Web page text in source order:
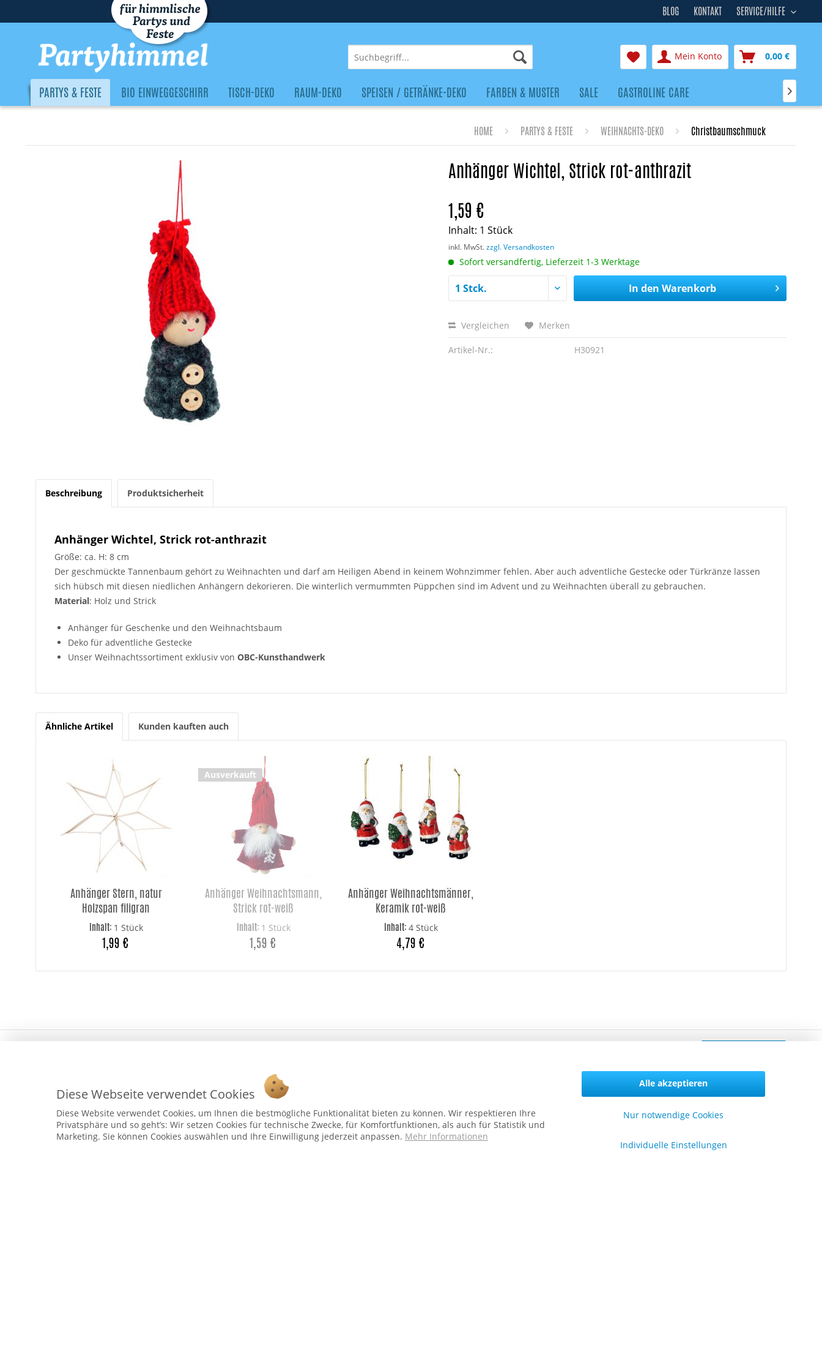
KONTAKT
BLOG SERVICE/HILFE
Mein Konto 0,00 €
PARTYS & FESTE BIO EINWEGGESCHIRR TISCH-DEKO RAUM-DEKO SPEISEN / GETRÄNKE-DEKO FARBEN & MUSTER SALE GASTROLINE CARE 
HOME PARTYS & FESTE WEIHNACHTS-DEKO Christbaumschmuck
Anhänger Wichtel, Strick rot-anthrazit
1,59 €
Inhalt: 1 Stück
inkl. MwSt.zzgl. Versandkosten
Sofort versandfertig, Lieferzeit 1-3 Werktage
In denWarenkorb
Vergleichen Merken
Artikel-Nr.: H30921
Beschreibung Produktsicherheit
Anhänger Wichtel, Strick rot-anthrazit
Größe: ca. H: 8 cm
Der geschmückte Tannenbaum gehört zu Weihnachten und darf am Heiligen Abend in keinem Wohnzimmer fehlen. Aber auch adventliche Gestecke oder Türkränze lassen
sich hübsch mit diesen niedlichen Anhängern dekorieren. Die winterlich vermummten Püppchen sind im Advent und zu Weihnachten überall zu gebrauchen.
Material: Holz und Strick
Anhänger für Geschenke und den Weihnachtsbaum
Deko für adventliche Gestecke
Unser Weihnachtssortiment exklusiv von OBC-Kunsthandwerk
Ähnliche Artikel Kunden kauften auch
Anhänger Stern, natur
Holzspan filigran
Inhalt: 1 Stück
1,99 €
Ausverkauft
Anhänger Weihnachtsmann,
Strick rot-weiß
Inhalt: 1 Stück
1,59 €
Anhänger Weihnachtsmänner,
Keramik rot-weiß
Inhalt: 4 Stück
4,79 €
Service Hotline
Telefonische Unterstützung und Beratung unter:
04241 - 803018-0
Shop Service
Vertrag - widerrufen
Informationen
Über uns
Allgemeine Geschäftsbedingungen
Diese Webseite verwendet Cookies
Diese Website verwendet Cookies, um Ihnen die bestmögliche Funktionalität bieten zu können. Wir respektieren Ihre
Privatsphäre und so geht’s: Wir setzen Cookies für technische Zwecke, für Komfortfunktionen, als auch für Statistik und
Marketing. Sie können Cookies auswählen und Ihre Einwilligung jederzeit anpassen. Mehr Informationen
Nur notwendige Cookies
Alle akzeptieren
Individuelle Einstellungen